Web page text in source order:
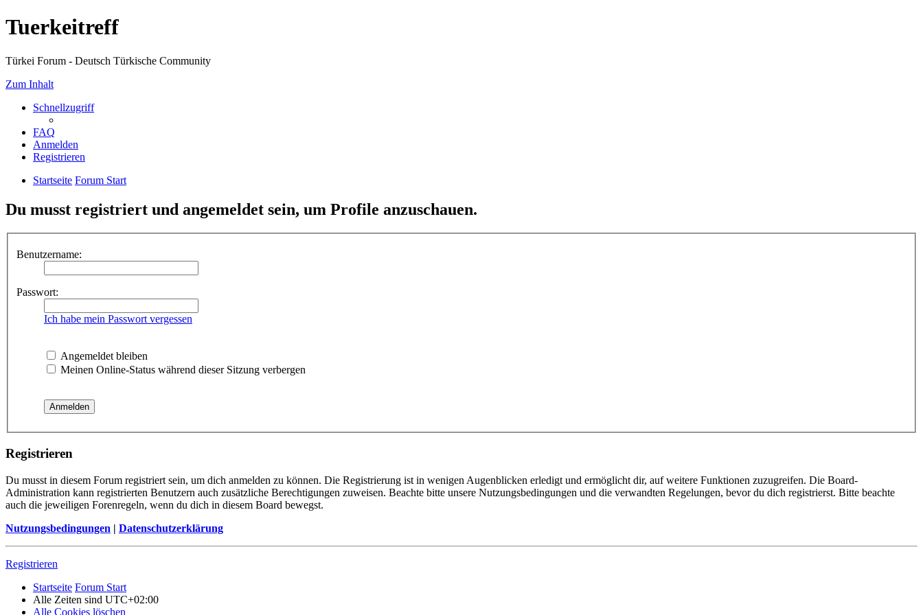
Tuerkeitreff
Türkei Forum - Deutsch Türkische Community
Zum Inhalt
Schnellzugriff
FAQ
Anmelden
Registrieren
Startseite Forum Start
Du musst registriert und angemeldet sein, um Profile anzuschauen.
Benutzername:
Passwort:
Ich habe mein Passwort vergessen
Angemeldet bleiben
Meinen Online-Status während dieser Sitzung verbergen
Registrieren
Du musst in diesem Forum registriert sein, um dich anmelden zu können. Die Registrierung ist in wenigen Augenblicken erledigt und ermöglicht dir, auf weitere Funktionen zuzugreifen. Die Board-
Administration kann registrierten Benutzern auch zusätzliche Berechtigungen zuweisen. Beachte bitte unsere Nutzungsbedingungen und die verwandten Regelungen, bevor du dich registrierst. Bitte beachte
auch die jeweiligen Forenregeln, wenn du dich in diesem Board bewegst.
Nutzungsbedingungen | Datenschutzerklärung
Registrieren
Startseite Forum Start
Alle Zeiten sind UTC+02:00
Alle Cookies löschen